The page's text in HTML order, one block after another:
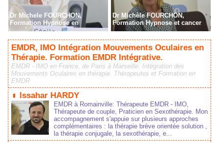
Dr Michele FOURCHON,
Formation Hypnose en
cancérologie
Dr Michèle FOURCHON,
Formation Hypnose et cancer
EMDR, IMO Intégration Mouvements Oculaires en
Thérapie. Formation EMDR Intégrative.
EMDR - IMO en France, de Paris à Marseille. Intégration des
Mouvements Oculaires en thérapie. Thérapeutes et Formation en
EMDR
Issahar HARDY
EMDR à Romainville: Thérapeute EMDR - IMO,
Thérapeute de couple, Praticien en Sexothérapie. Mon
accompagnement s'appuie sur plusieurs approches
complémentaires : la thérapie brève orientée solution ,
la thérapie conjugale, la sexothérapie, e...